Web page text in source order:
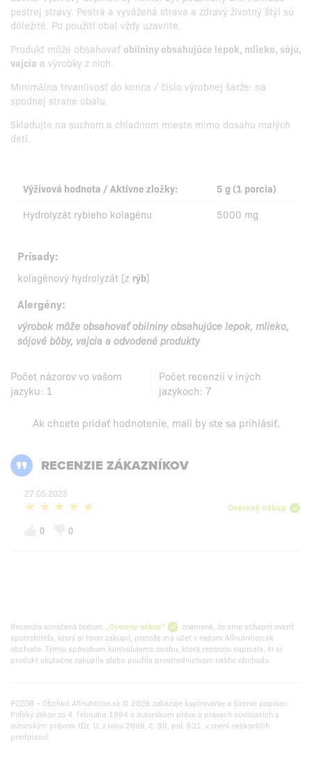
pestrej stravy. Pestrá a vyvážená strava a zdravý životný štýl sú
dôležité. Po použití obal vždy uzavrite.
Produkt môže obsahovať obilniny obsahujúce lepok, mlieko, sóju,
vajcia a výrobky z nich.
Minimálna trvanlivosť do konca / číslo výrobnej šarže: na
spodnej strane obalu.
Skladujte na suchom a chladnom mieste mimo dosahu malých
detí.
Výživová hodnota / Aktívne zložky:
5 g (1 porcia)
Hydrolyzát rybieho kolagénu
5000 mg
Prísady:
kolagénový hydrolyzát [z rýb]
Alergény:
výrobok môže obsahovať obilniny obsahujúce lepok, mlieko,
sójové bôby, vajcia a odvodené produkty
Počet názorov vo vašom
jazyku: 1
Počet recenzií v iných
jazykoch: 7
Ak chcete pridať hodnotenie, mali by ste sa prihlásiť.
RECENZIE ZÁKAZNÍKOV
27.05.2025
Overený nákup
0
0
Recenzia označená textom „Overený nákup“
znamená, že sme schopní overiť
spotrebiteľa, ktorý si tovar zakúpil, pretože má účet v našom Allnutrition.sk
obchode. Týmto spôsobom kontrolujeme osobu, ktorá recenziu napísala, či si
produkt skutočne zakúpila alebo použila prostredníctvom nášho obchodu.
POZOR – Obchod Allnutrition.sk © 2026 zakazuje kopírovanie a šírenie popisov.
Poľský zákon zo 4. februára 1994 o autorskom práve a právach súvisiacich s
autorským právom (Dz. U. z roku 2006, č. 90, pol. 631, v znení neskorších
predpisov).